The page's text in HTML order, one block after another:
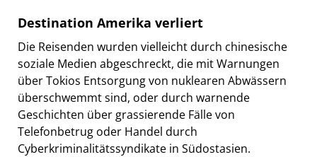
Destination Amerika verliert
Die Reisenden wurden vielleicht durch chinesische
soziale Medien abgeschreckt, die mit Warnungen
über Tokios Entsorgung von nuklearen Abwässern
überschwemmt sind, oder durch warnende
Geschichten über grassierende Fälle von
Telefonbetrug oder Handel durch
Cyberkriminalitätssyndikate in Südostasien.